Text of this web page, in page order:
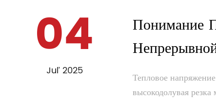
04
Jul’ 2025
Понимание
Тепловое
высокодолувая